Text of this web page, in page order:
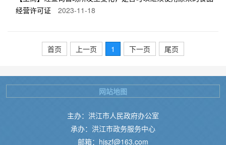
经营许可证
2023-11-18
首页 上一页 1 下一页 尾页
主办：洪江市人民政府办公室
承办：洪江市政务服务中心
邮箱：hjszf@163.com
网站地图